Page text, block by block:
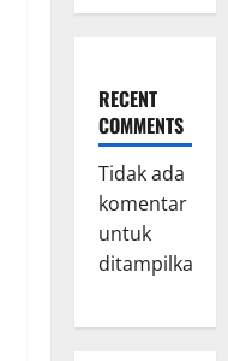
RECENT
COMMENTS
Tidak ada
komentar
untuk
ditampilkan.